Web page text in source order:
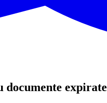
documente expirate